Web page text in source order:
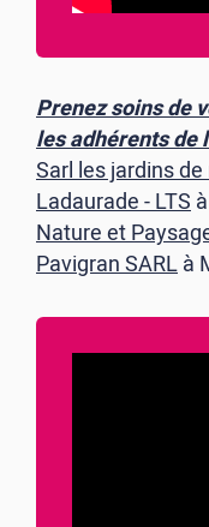
Prenez soins de
les adhérents de
Sarl les jardins
Ladaurade - LTS
Nature et
Pavigran SARLà